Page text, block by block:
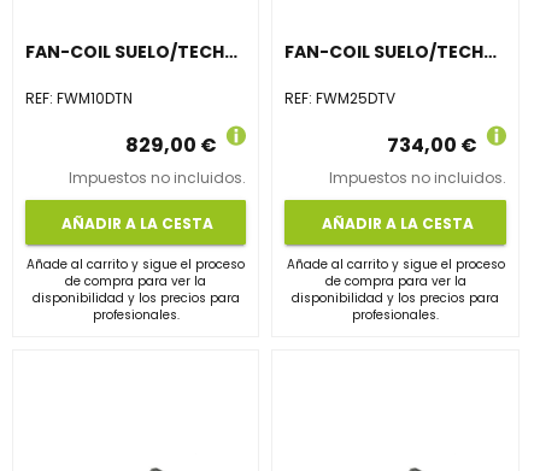
FAN-COIL SUELO/TECHO SIN ENVOLVENTE FWM10DTN
REF: FWM10DTN
829,00 €
Impuestos no incluidos.
AÑADIR A LA CESTA
Añade al carrito y sigue el proceso
de compra para ver la
disponibilidad y los precios para
profesionales.
FAN-COIL SUELO/TECHO SIN ENVOLVENTE FWM25DTV
REF:FWM25DTV
734,00 €
Impuestos no incluidos.
AÑADIR A LA CESTA
Añade al carrito y sigue el proceso
de compra para ver la
disponibilidad y los precios para
profesionales.